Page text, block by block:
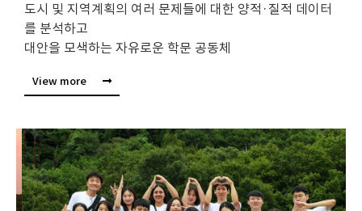
도시 및 지역계획의 여러 문제들에 대한 양적·질적 데이터
를 분석하고
대안을 모색하는 자유로운 학문 공동체
View more